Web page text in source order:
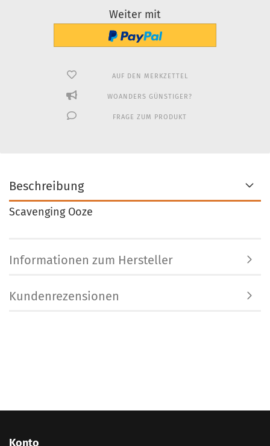
Weiter mit
AUF DEN MERKZETTEL
WOANDERS GÜNSTIGER?
FRAGE ZUM PRODUKT
Beschreibung
Scavenging Ooze
Informationen zum Hersteller
Kundenrezensionen
Konto